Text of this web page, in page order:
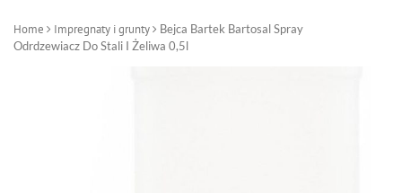
Home Impregnaty i grunty
Bejca Bartek Bartosal Spray
Odrdzewiacz Do Stali I Żeliwa 0,5l